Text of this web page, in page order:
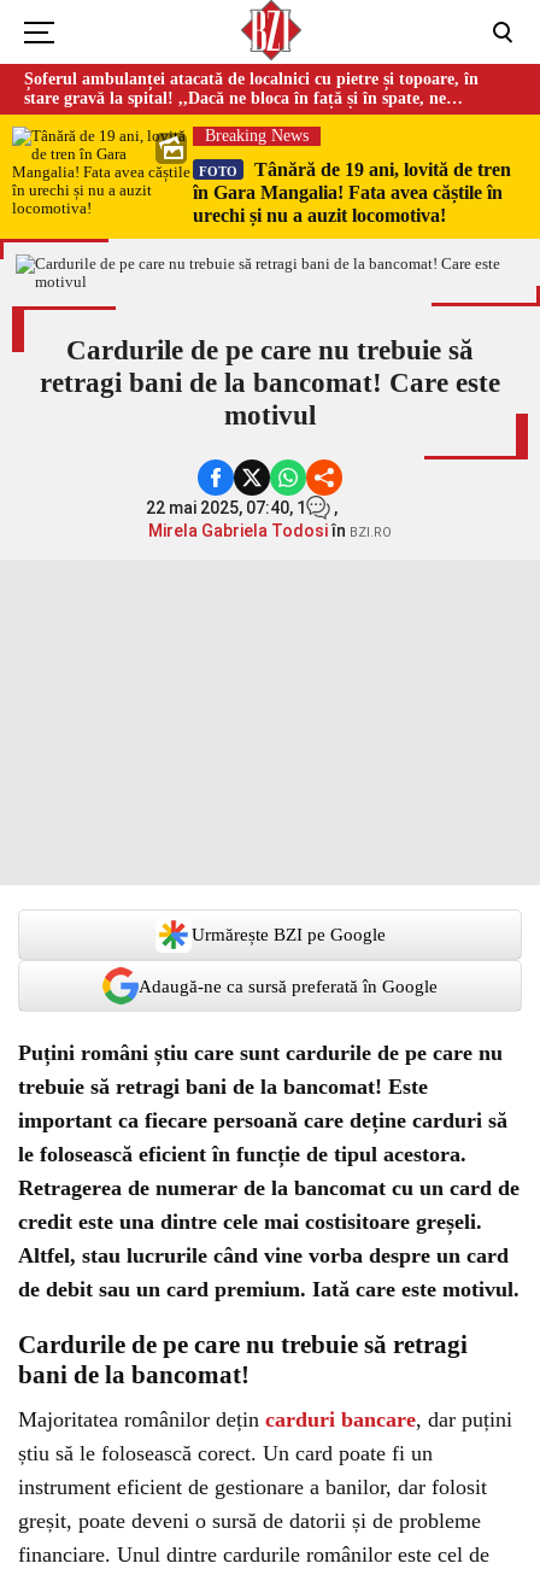
Șoferul ambulanței atacată de localnici cu pietre și topoare, în
stare gravă la spital! ,,Dacă ne bloca în față și în spate, ne
omorau…”
Breaking News
FOTO
Tânără de 19 ani, lovită de tren
în Gara Mangalia! Fata avea căștile în
urechi și nu a auzit locomotiva!
Cardurile de pe care nu trebuie să
retragi bani de la bancomat! Care este
motivul
22 mai 2025, 07:40, 1
,
Mirela Gabriela Todosiîn BZI.RO
Urmărește BZI pe Google
Adaugă-ne ca sursă preferată în Google
Puțini români știu care sunt cardurile de pe care nu
trebuie să retragi bani de la bancomat! Este
important ca fiecare persoană care deține carduri să
le folosească eficient în funcție de tipul acestora.
Retragerea de numerar de la bancomat cu un card de
credit este una dintre cele mai costisitoare greșeli.
Altfel, stau lucrurile când vine vorba despre un card
de debit sau un card premium. Iată care este motivul.
Cardurile de pe care nu trebuie să retragi
bani de la bancomat!
Majoritatea românilor dețin carduri bancare, dar puțini
știu să le folosească corect. Un card poate fi un
instrument eficient de gestionare a banilor, dar folosit
greșit, poate deveni o sursă de datorii și de probleme
financiare. Unul dintre cardurile românilor este cel de